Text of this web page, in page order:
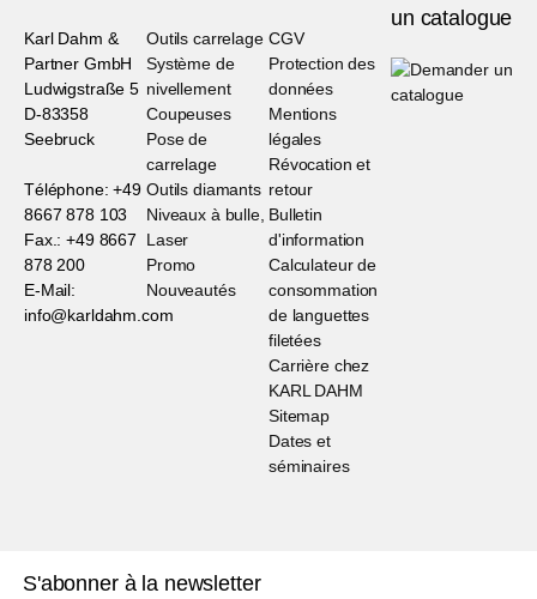
Karl Dahm &
Partner GmbH
Ludwigstraße 5
D-83358
Seebruck
Téléphone: +49
8667 878 103
Fax.: +49 8667
878 200
E-Mail:
info@karldahm.com
Outils carrelage
Système de
nivellement
Coupeuses
Pose de
carrelage
Outils diamants
Niveaux à bulle,
Laser
Promo
Nouveautés
CGV
Protection des
données
Mentions
légales
Révocation et
retour
Bulletin
d'information
Calculateur de
consommation
de languettes
filetées
Carrière chez
KARL DAHM
Sitemap
Dates et
séminaires
un catalogue
S'abonner à la newsletter